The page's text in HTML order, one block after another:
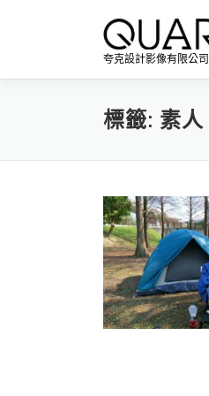
夸克設計影像有限公司
標籤: 素人